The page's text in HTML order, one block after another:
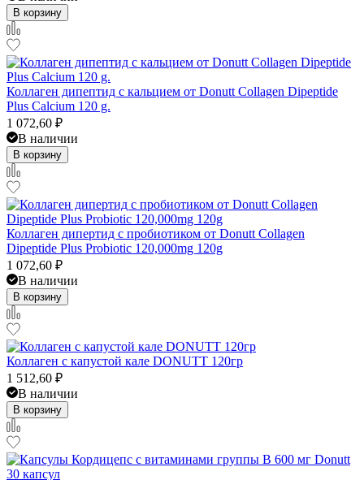
В корзину
Коллаген дипептид с кальцием от Donutt Collagen Dipeptide
Plus Calcium 120 g.
1 072,60 ₽
В наличии
В корзину
Коллаген дипертид с пробиотиком от Donutt Collagen
Dipeptide Plus Probiotic 120,000mg 120g
1 072,60 ₽
В наличии
В корзину
Коллаген с капустой кале DONUTT 120гр
1 512,60 ₽
В наличии
В корзину